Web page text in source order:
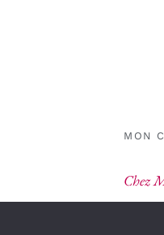
MON
Chez